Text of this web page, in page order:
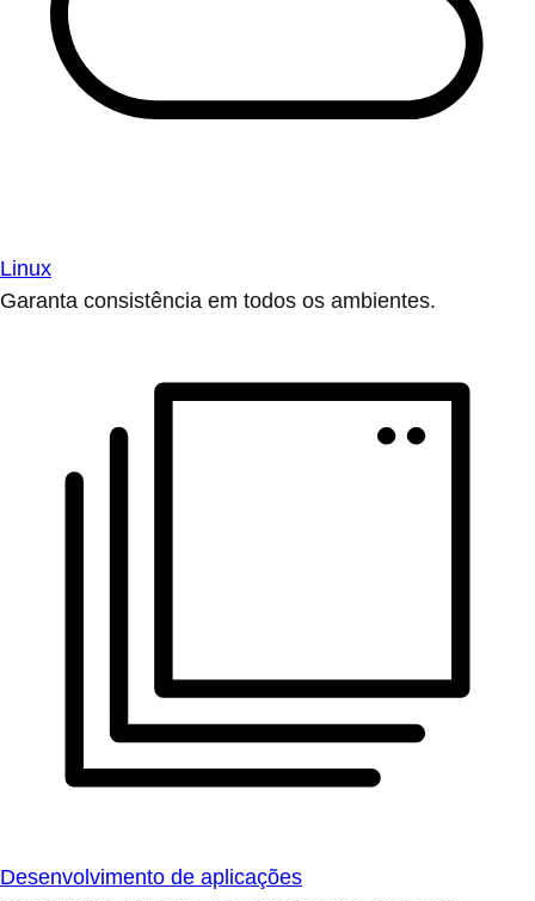
Linux
Garanta consistência em todos os ambientes.
Desenvolvimento de aplicações